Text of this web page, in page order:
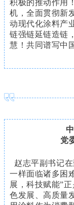
积极的推动作用
机，全面贯彻新
动现代化涂料产
链强链延链造链
慧！共同谱写中
党
赵志平副书记
一样面临诸多困
展，科技赋能”
色发展、高质量